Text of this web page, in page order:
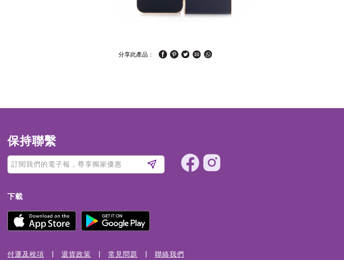
分享此產品：
保持聯繫
下載
付運及稅項 退貨政策 常見問題 聯絡我們